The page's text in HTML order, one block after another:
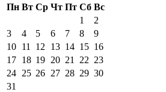
Пн Вт Ср Чт Пт Сб Вс
1
2
3
4 5 6 7 8
9
10 11 12 13 14 15 16
17 18 19 20 21 22 23
24 25 26 27 28 29 30
31